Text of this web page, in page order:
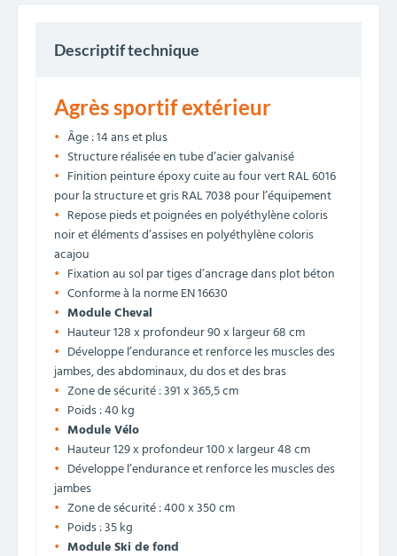
Descriptif technique
Agrès sportif extérieur
Âge : 14 ans et plus
Structure réalisée en tube d’acier galvanisé
Finition peinture époxy cuite au four vert RAL 6016
pour la structure et gris RAL 7038 pour l’équipement
Repose pieds et poignées en polyéthylène coloris
noir et éléments d’assises en polyéthylène coloris
acajou
Fixation au sol par tiges d’ancrage dans plot béton
Conforme à la norme EN 16630
Module Cheval
Hauteur 128 x profondeur 90 x largeur 68 cm
Développe l’endurance et renforce les muscles des
jambes, des abdominaux, du dos et des bras
Zone de sécurité : 391 x 365,5 cm
Poids : 40 kg
Module Vélo
Hauteur 129 x profondeur 100 x largeur 48 cm
Développe l’endurance et renforce les muscles des
jambes
Zone de sécurité : 400 x 350 cm
Poids : 35 kg
Module Ski de fond